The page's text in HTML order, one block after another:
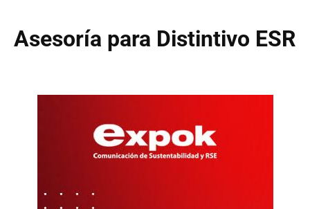
Asesoría para Distintivo ESR